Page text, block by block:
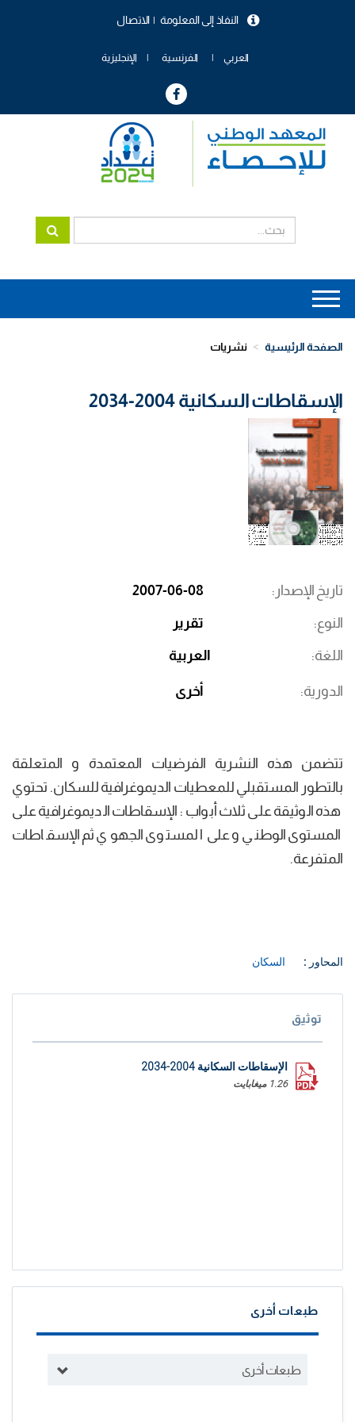
الاتصال النفاذ إلى المعلومة
العربي الفرنسية الإنجليزية
Main
navigation
الصفحة الرئيسية نشريات
الإسقاطات السكانية 2004-2034
تاريخ الإصدار 2007-06-08
النوع تقرير
اللغة العربية
الدورية أخرى
تتضمن هذه النشرية الفرضيات المعتمدة و المتعلقة
بالتطور المستقبلي للمعطيات الديموغرافية للسكان. تحتوي
هذه الوثيقة على ثلاث أبواب : الإسقاطات الديموغرافية على
المستوى الوطني و على المستوى الجهوي ثم الإسقاطات
المتفرعة.
المحاور : السكان
توثيق
الإسقاطات السكانية 2004-2034
1.26 ميغابايت
طبعات أخرى
طبعات أخرى